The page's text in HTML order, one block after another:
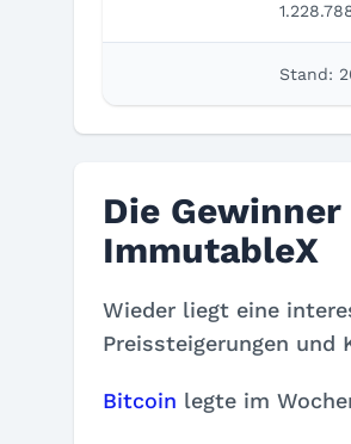
Stand:
Die
ImmutableX
Wieder liegt eine
Preissteigerungen und
Bitcoin legte im